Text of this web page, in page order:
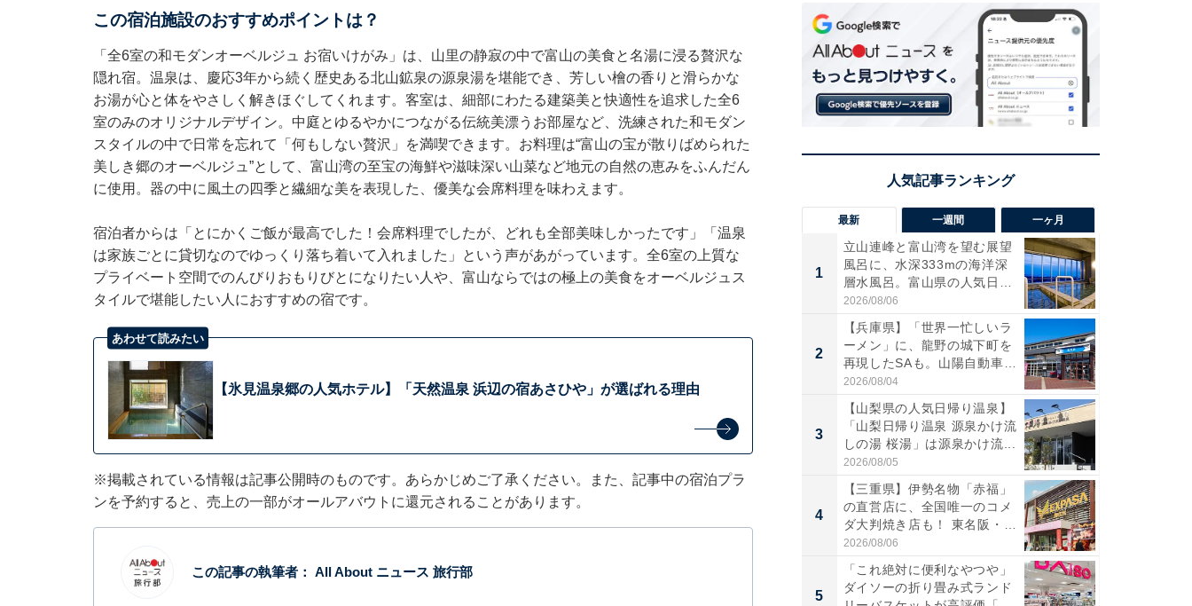
この宿泊施設のおすすめポイントは？
「全6室の和モダンオーベルジュ お宿いけがみ」は、山里の静寂の中で富山の美食と名湯に浸る贅沢な
隠れ宿。温泉は、慶応3年から続く歴史ある北山鉱泉の源泉湯を堪能でき、芳しい檜の香りと滑らかな
お湯が心と体をやさしく解きほぐしてくれます。客室は、細部にわたる建築美と快適性を追求した全6
室のみのオリジナルデザイン。中庭とゆるやかにつながる伝統美漂うお部屋など、洗練された和モダン
スタイルの中で日常を忘れて「何もしない贅沢」を満喫できます。お料理は“富山の宝が散りばめられた
美しき郷のオーベルジュ”として、富山湾の至宝の海鮮や滋味深い山菜など地元の自然の恵みをふんだん
に使用。器の中に風土の四季と繊細な美を表現した、優美な会席料理を味わえます。
宿泊者からは「とにかくご飯が最高でした！会席料理でしたが、どれも全部美味しかったです」「温泉
は家族ごとに貸切なのでゆっくり落ち着いて入れました」という声があがっています。全6室の上質な
プライベート空間でのんびりおもりびとになりたい人や、富山ならではの極上の美食をオーベルジュス
タイルで堪能したい人におすすめの宿です。
あわせて読みたい
【氷見温泉郷の人気ホテル】「天然温泉 浜辺の宿あさひや」が選ばれる理由
※掲載されている情報は記事公開時のものです。あらかじめご了承ください。また、記事中の宿泊プラ
ンを予約すると、売上の一部がオールアバウトに還元されることがあります。
この記事の執筆者： All About ニュース 旅行部
最新 一週間 一ヶ月
1
立山連峰と富山湾を望む展望
風呂に、水深333mの海洋深
層水風呂。富山県の人気日
帰...
2026/08/06
2
【兵庫県】「世界一忙しいラ
ーメン」に、龍野の城下町を
再現したSAも。山陽自動車
道...
2026/08/04
3
【山梨県の人気日帰り温泉】
「山梨日帰り温泉 源泉かけ流
しの湯 桜湯」は源泉かけ流...
2026/08/05
4
【三重県】伊勢名物「赤福」
の直営店に、全国唯一のコメ
ダ大判焼き店も！ 東名阪・
伊...
2026/08/06
5
「これ絶対に便利なやつや」
ダイソーの折り畳み式ランド